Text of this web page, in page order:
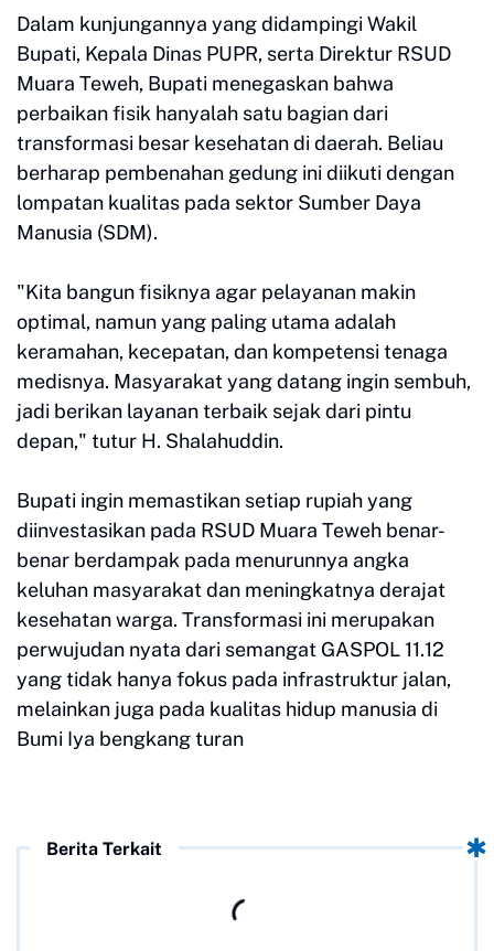
Dalam kunjungannya yang didampingi Wakil
Bupati, Kepala Dinas PUPR, serta Direktur RSUD
Muara Teweh, Bupati menegaskan bahwa
perbaikan fisik hanyalah satu bagian dari
transformasi besar kesehatan di daerah. Beliau
berharap pembenahan gedung ini diikuti dengan
lompatan kualitas pada sektor Sumber Daya
Manusia (SDM).
"Kita bangun fisiknya agar pelayanan makin
optimal, namun yang paling utama adalah
keramahan, kecepatan, dan kompetensi tenaga
medisnya. Masyarakat yang datang ingin sembuh,
jadi berikan layanan terbaik sejak dari pintu
depan," tutur H. Shalahuddin.
Bupati ingin memastikan setiap rupiah yang
diinvestasikan pada RSUD Muara Teweh benar-
benar berdampak pada menurunnya angka
keluhan masyarakat dan meningkatnya derajat
kesehatan warga. Transformasi ini merupakan
perwujudan nyata dari semangat GASPOL 11.12
yang tidak hanya fokus pada infrastruktur jalan,
melainkan juga pada kualitas hidup manusia di
Bumi Iya bengkang turan
Berita Terkait